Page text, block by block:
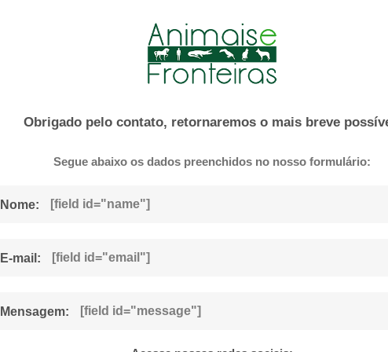
Obrigado pelo contato, retornaremos o mais breve
Segue abaixo os dados preenchidos no nosso formulário:
Nome: [field id="name"]
E-mail: [field id="email"]
Mensagem: [field id="message"]